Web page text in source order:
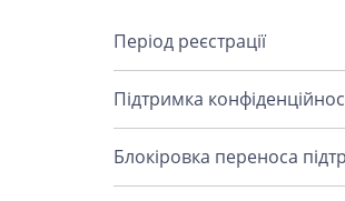
Період реєстрації
Підтримка
Блокіровка переноса